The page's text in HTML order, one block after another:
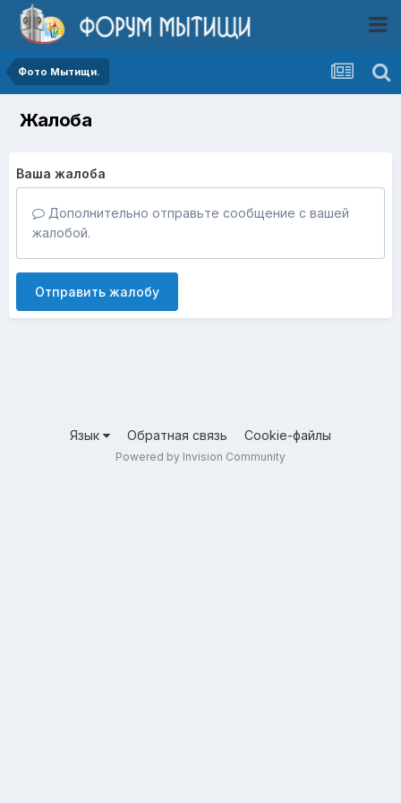
Фото Мытищи.
Жалоба
Ваша жалоба
Дополнительно отправьте сообщение с вашей
жалобой.
Отправить жалобу
Язык Обратная связь Cookie-файлы
Powered by Invision Community